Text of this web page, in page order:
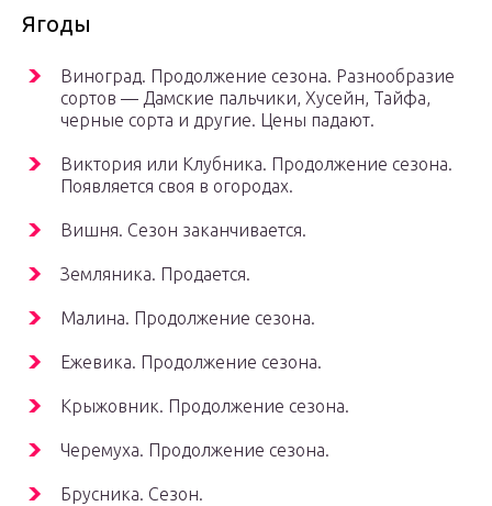
Ягоды
Виноград. Продолжение сезона. Разнообразие
сортов — Дамские пальчики, Хусейн, Тайфа,
черные сорта и другие. Цены падают.
Виктория или Клубника. Продолжение сезона.
Появляется своя в огородах.
Вишня. Сезон заканчивается.
Земляника. Продается.
Малина. Продолжение сезона.
Ежевика. Продолжение сезона.
Крыжовник. Продолжение сезона.
Черемуха. Продолжение сезона.
Брусника. Сезон.